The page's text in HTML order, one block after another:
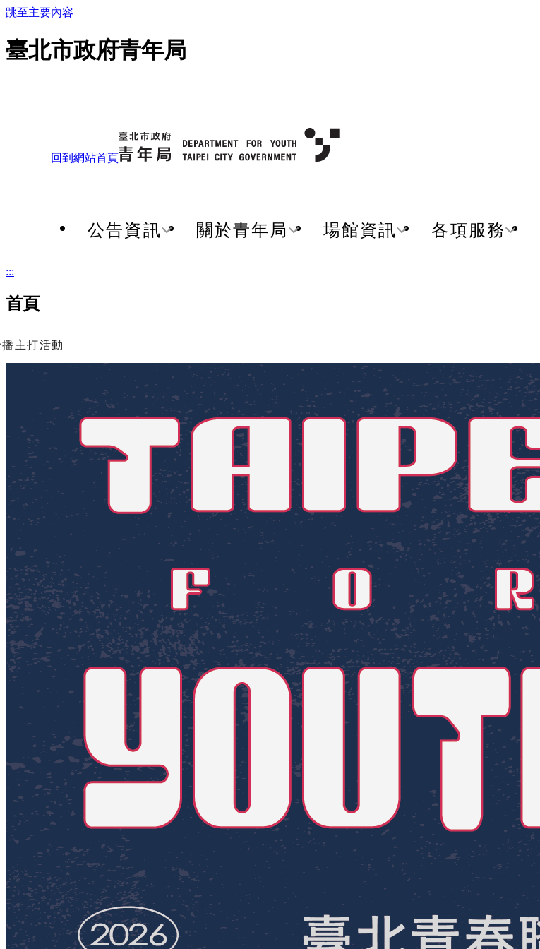
跳至主要內容
臺北市政府青年局
回到網站首頁
公告資訊 關於青年局 場館資訊 各項服務
:::
首頁
主打活動